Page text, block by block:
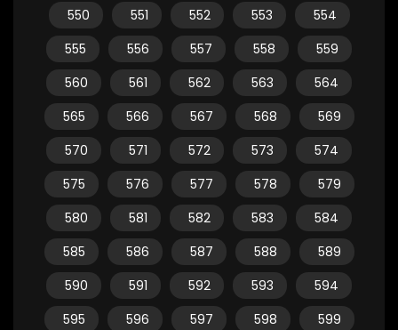
550
551 552 553
554
555
556 557 558
559
560
561 562 563
564
565
566 567 568
569
570
571 572 573
574
575
576 577 578
579
580
581 582 583
584
585
586 587 588
589
590
591 592 593
594
595
596 597 598
599